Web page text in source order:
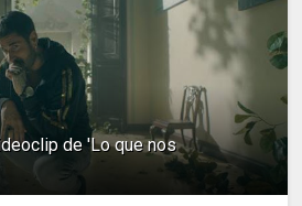
de 'Lo que nos